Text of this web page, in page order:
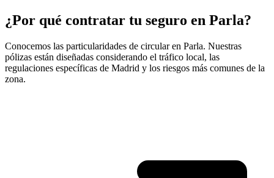
¿Por qué contratar tu seguro en Parla?
Conocemos las particularidades de circular en Parla. Nuestras
pólizas están diseñadas considerando el tráfico local, las
regulaciones específicas de Madrid y los riesgos más comunes de la
zona.